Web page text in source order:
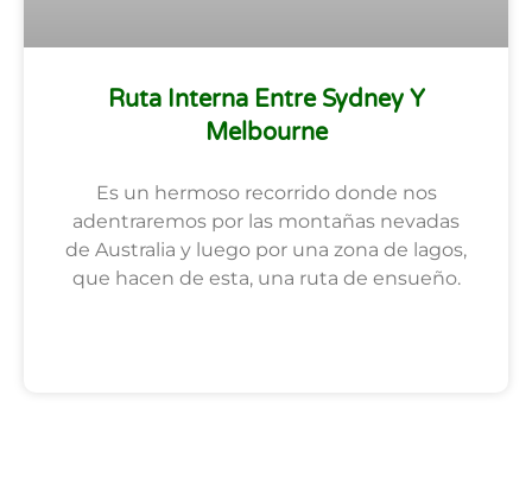
Ruta Interna Entre Sydney Y
Melbourne
Es un hermoso recorrido donde nos
adentraremos por las montañas nevadas
de Australia y luego por una zona de lagos,
que hacen de esta, una ruta de ensueño.